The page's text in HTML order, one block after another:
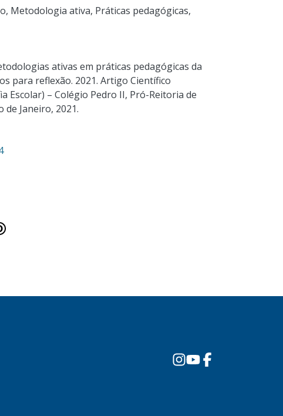
, Metodologia ativa, Práticas pedagógicas,
ativas em práticas pedagógicas da
para reflexão. 2021. Artigo Científico
Escolar) – Colégio Pedro II, Pró-Reitoria de
de Janeiro, 2021.